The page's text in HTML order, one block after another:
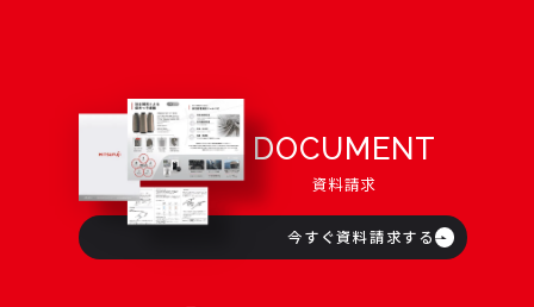
DOCUMENT
資料請求
今すぐ資料請求する